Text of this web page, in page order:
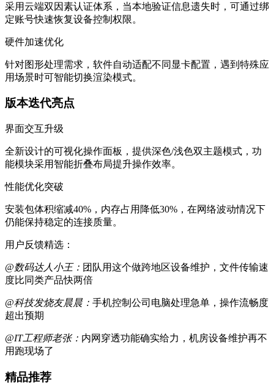
采用云端双因素认证体系，当本地验证信息遗失时，可通过绑
定账号快速恢复设备控制权限。
硬件加速优化
针对图形处理需求，软件自动适配不同显卡配置，遇到特殊应
用场景时可智能切换渲染模式。
版本迭代亮点
界面交互升级
全新设计的可视化操作面板，提供深色/浅色双主题模式，功
能模块采用智能折叠布局提升操作效率。
性能优化突破
安装包体积缩减40%，内存占用降低30%，在网络波动情况下
仍能保持稳定的连接质量。
用户反馈精选：
@数码达人小王： 团队用这个做跨地区设备维护，文件传输速
度比同类产品快两倍
@科技发烧友晨晨： 手机控制公司电脑处理急单，操作流畅度
超出预期
@IT工程师老张： 内网穿透功能确实给力，机房设备维护再不
用跑现场了
精品推荐